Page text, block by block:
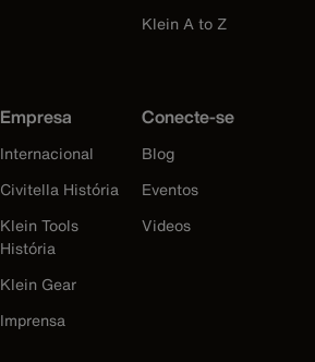
Klein A to Z
Empresa
Internacional
Civitella História
Klein Tools
História
Klein Gear
Imprensa
Conecte-se
Blog
Eventos
Videos